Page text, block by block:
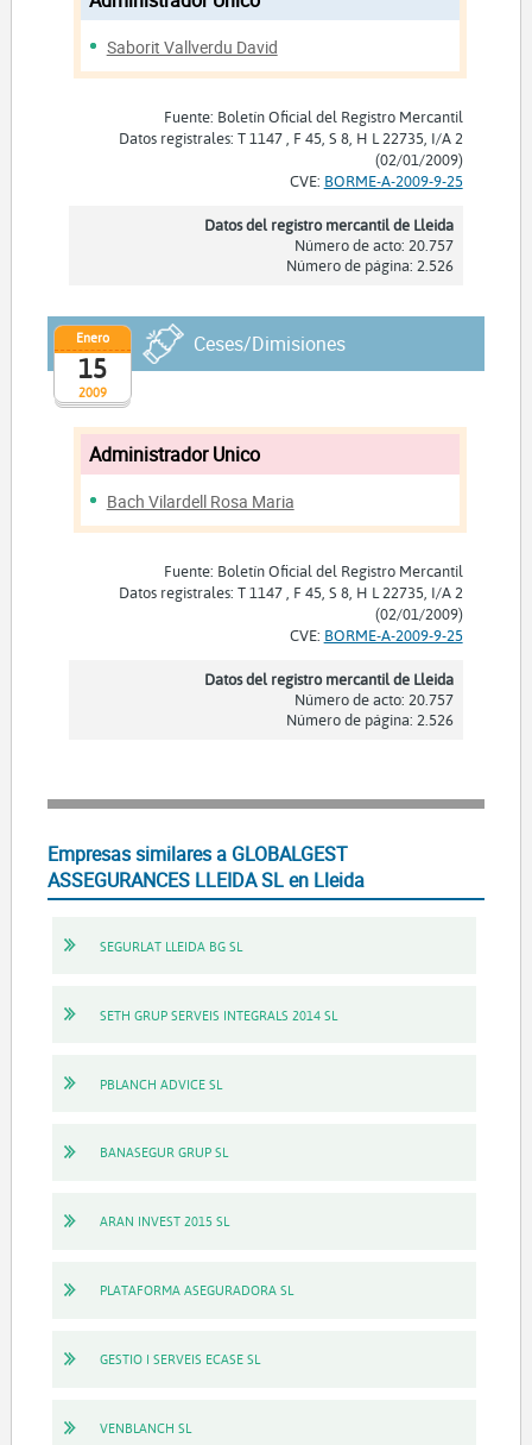
Saborit Vallverdu David
Fuente: Boletín Oficial del Registro Mercantil
Datos registrales: T 1147 , F 45, S 8, H L 22735, I/A 2
(02/01/2009)
CVE: BORME-A-2009-9-25
Datos del registro mercantil de Lleida
Número de acto: 20.757
Número de página: 2.526
2009
Enero
15
Ceses/Dimisiones
Administrador Unico
Bach Vilardell Rosa Maria
Fuente: Boletín Oficial del Registro Mercantil
Datos registrales: T 1147 , F 45, S 8, H L 22735, I/A 2
(02/01/2009)
CVE: BORME-A-2009-9-25
Datos del registro mercantil de Lleida
Número de acto: 20.757
Número de página: 2.526
Empresas similares a GLOBALGEST
ASSEGURANCES LLEIDA SL en Lleida
SEGURLAT LLEIDA BG SL
SETH GRUP SERVEIS INTEGRALS 2014 SL
PBLANCH ADVICE SL
BANASEGUR GRUP SL
ARAN INVEST 2015 SL
PLATAFORMA ASEGURADORA SL
GESTIO I SERVEIS ECASE SL
VENBLANCH SL